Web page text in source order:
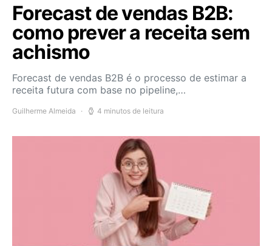
Forecast de vendas B2B:
como prever a receita sem
achismo
Forecast de vendas B2B é o processo de estimar a
receita futura com base no pipeline,…
Guilherme Almeida 4 minutos de leitura